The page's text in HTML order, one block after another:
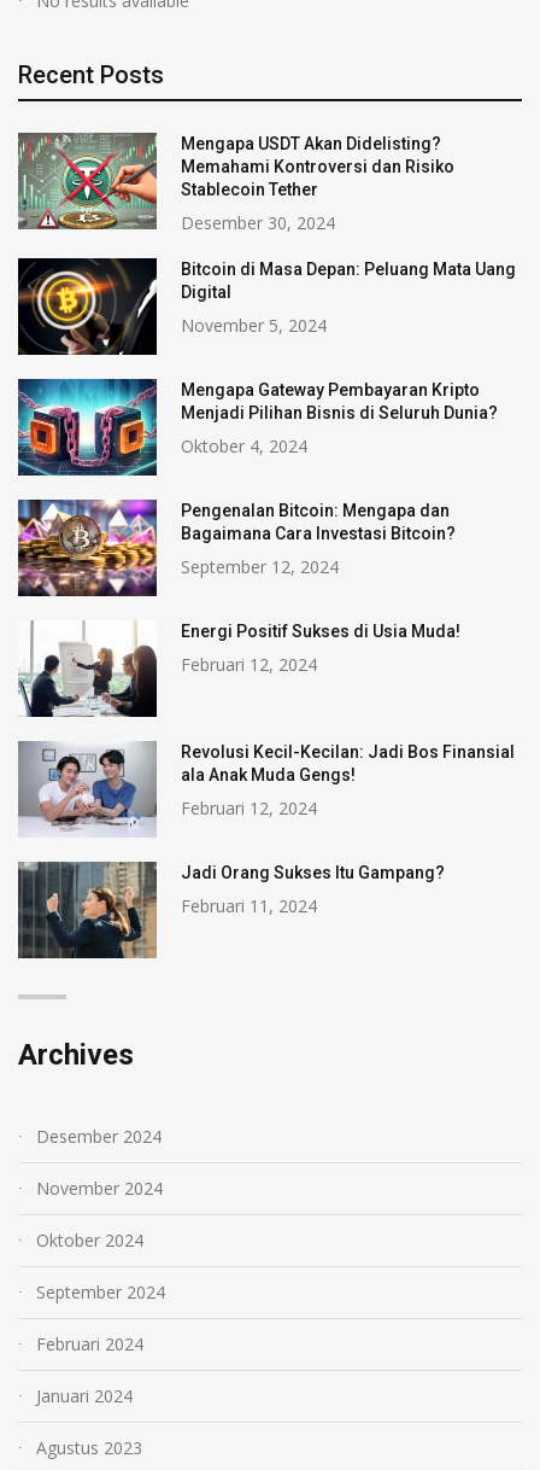
Recent Posts
Mengapa USDT Akan Didelisting?
Memahami Kontroversi dan Risiko
Stablecoin Tether
Desember 30, 2024
Bitcoin di Masa Depan: Peluang Mata Uang
Digital
November 5, 2024
Mengapa Gateway Pembayaran Kripto
Menjadi Pilihan Bisnis di Seluruh Dunia?
Oktober 4, 2024
Pengenalan Bitcoin: Mengapa dan
Bagaimana Cara Investasi Bitcoin?
September 12, 2024
Energi Positif Sukses di Usia Muda!
Februari 12, 2024
Revolusi Kecil-Kecilan: Jadi Bos Finansial
ala Anak Muda Gengs!
Februari 12, 2024
Jadi Orang Sukses Itu Gampang?
Februari 11, 2024
Archives
Desember 2024
November 2024
Oktober 2024
September 2024
Februari 2024
Januari 2024
Agustus 2023